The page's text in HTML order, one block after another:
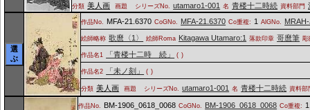
分類 美人画 画題 シリーズNo. utamaro1-001 名 青楼十二時続 資料部門
選
ぶ
作品No. MFA-21.6370 CoGNo. MFA-21.6370 Co重複: 1 AlGNo.
絵師略称 歌麿〈1〉 絵師Roma Kitagawa Utamaro:1 落款印章 哥麿筆 彫
作品名1 「青楼十二時 続」 ( )
作品名2 「未ノ刻」 ( )
分類 美人画 画題 シリーズNo. utamaro1-001 名 青楼十二時続 資料部
作品No. BM-1906_0618_0068 CoGNo. BM-1906_0618_0068 Co重複: 1